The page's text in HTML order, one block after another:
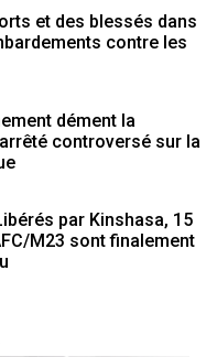
et des blessés dans
contre les
dément la
controversé sur la
par Kinshasa, 15
M23 sont finalement